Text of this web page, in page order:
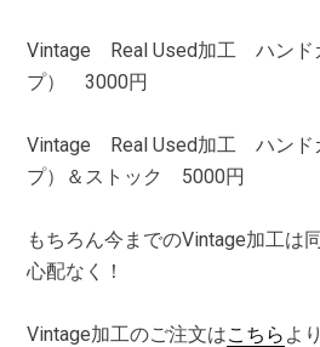
Vintage Real Used加工 ハンド
プ） 3000円
Vintage Real Used加工 ハンド
プ）＆ストック 5000円
もちろん今までのVintage加工は
心配なく！
Vintage加工のご注文はこちら よ